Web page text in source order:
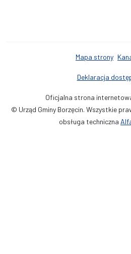
Oficjalna strona
© Urząd Gminy Borzęcin. Wszystkie
obsługa techniczna
Mapa strony
Deklaracja